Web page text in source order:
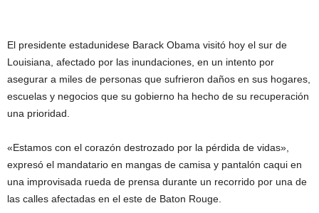
El presidente estadunidese Barack Obama visitó hoy el sur de
Louisiana, afectado por las inundaciones, en un intento por
asegurar a miles de personas que sufrieron daños en sus hogares,
escuelas y negocios que su gobierno ha hecho de su recuperación
una prioridad.
«Estamos con el corazón destrozado por la pérdida de vidas»,
expresó el mandatario en mangas de camisa y pantalón caqui en
una improvisada rueda de prensa durante un recorrido por una de
las calles afectadas en el este de Baton Rouge.